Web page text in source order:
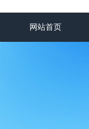
网站首页